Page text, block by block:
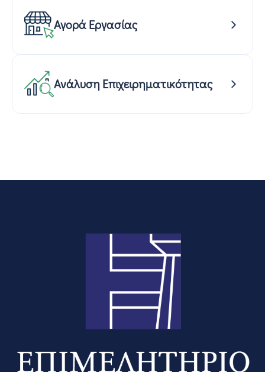
Αγορά Εργασίας
Ανάλυση Επιχειρηματικότητας